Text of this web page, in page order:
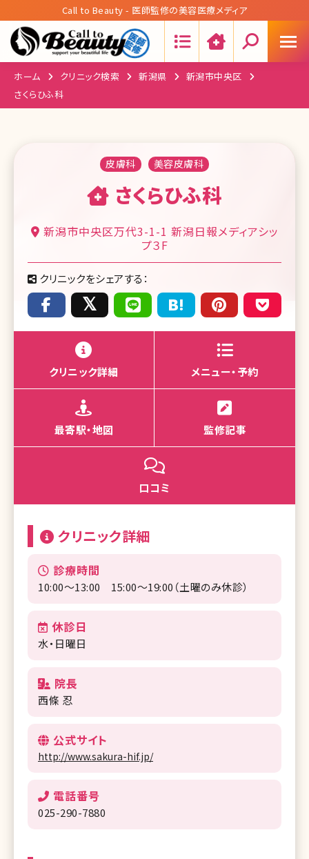
Call to Beauty - 医師監修の美容医療メディア
ホーム クリニック検索 新潟県
新潟市中央区
さくらひふ科
皮膚科 美容皮膚科
さくらひふ科
新潟市中央区万代3-1-1 新潟日報メディアシッ
プ３F
クリニックをシェアする：
クリニック詳細 メニュー・予約
最寄駅・地図 監修記事
口コミ
クリニック詳細
診療時間
10:00～13:00 15:00～19:00（土曜のみ休診）
休診日
水・日曜日
院長
西條 忍
公式サイト
http://www.sakura-hif.jp/
電話番号
025-290-7880